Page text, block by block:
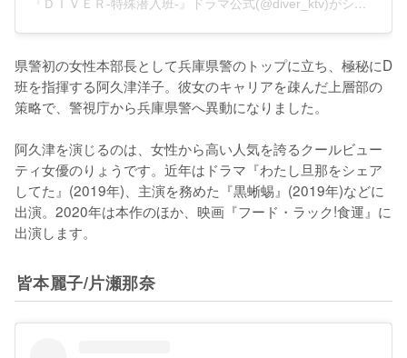
『ＤＩＶＥＲ-特殊潜入班-』ドラマ公式(@diver_ktv)がシェアした投稿
県警初の女性本部長として兵庫県警のトップに立ち、極秘にD
班を指揮する阿久津洋子。彼女のキャリアを疎んだ上層部の
策略で、警視庁から兵庫県警へ異動になりました。
阿久津を演じるのは、女性から高い人気を誇るクールビュー
ティ女優のりょうです。近年はドラマ『わたし旦那をシェア
してた』(2019年)、主演を務めた『黒蜥蜴』(2019年)などに
出演。2020年は本作のほか、映画『フード・ラック!食運』に
出演します。
皆本麗子/片瀬那奈